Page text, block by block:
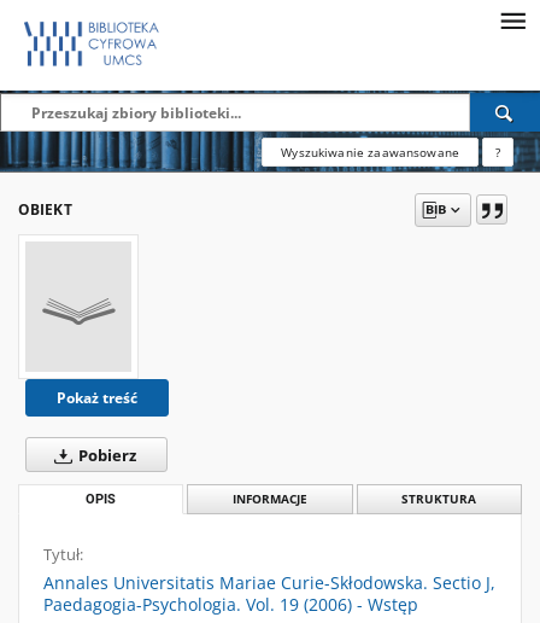
Wyszukiwanie zaawansowane ?
OBIEKT
Pokaż treść
Pobierz
OPIS INFORMACJE STRUKTURA
Tytuł:
Annales Universitatis Mariae Curie-Skłodowska. Sectio J,
Paedagogia-Psychologia. Vol. 19 (2006) - Wstęp